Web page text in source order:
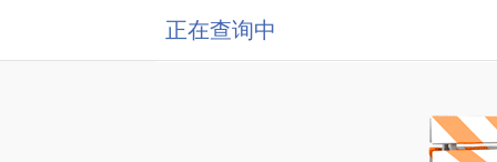
正在查询中